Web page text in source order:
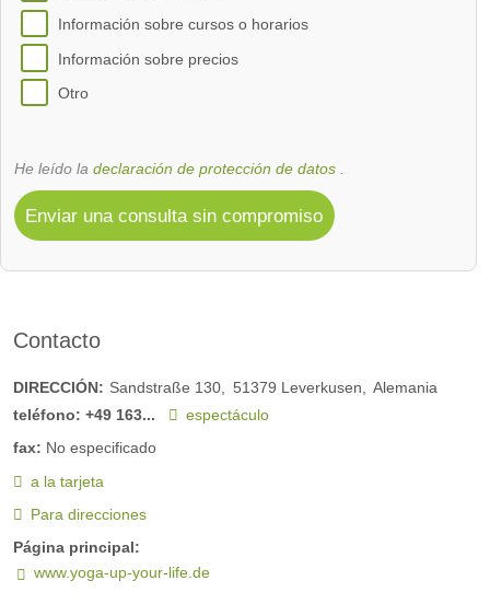
Información sobre cursos o horarios
Información sobre precios
Otro
He leído la declaración de protección de datos
Enviar una consulta sin compromiso
Contacto
DIRECCIÓN: Sandstraße 130 51379 Leverkusen
Alemania
teléfono: +49 163...
espectáculo
fax: No especificado
a la tarjeta
Para direcciones
Página principal:
www.yoga-up-your-life.de